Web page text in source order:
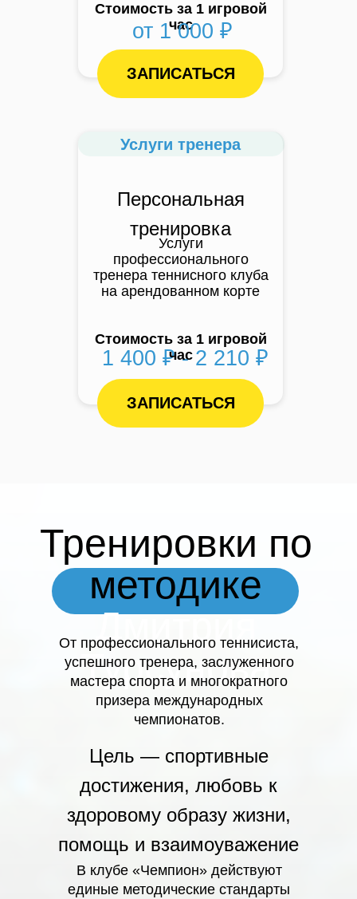
Стоимость за 1 игровой
час
от 1 000 ₽
ЗАПИСАТЬСЯ
Персональная
тренировка
1 400 ₽ - 2 210 ₽
Услуги тренера
ЗАПИСАТЬСЯ
Услуги
профессионального
тренера теннисного клуба
на арендованном корте
Стоимость за 1 игровой
час
Тренировки по
методике
Дмитрия
Турсунова
От профессионального теннисиста,
успешного тренера, заслуженного
мастера спорта и многократного
призера международных
чемпионатов.
Цель — спортивные
достижения, любовь к
здоровому образу жизни,
помощь и взаимоуважение
В клубе «Чемпион» действуют
единые методические стандарты